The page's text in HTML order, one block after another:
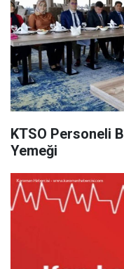
KTSO Personeli
Yemeği